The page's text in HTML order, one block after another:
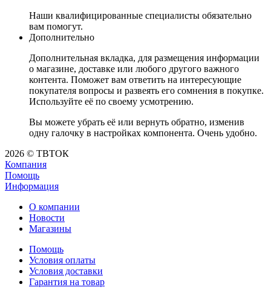
Наши квалифицированные специалисты обязательно
вам помогут.
Дополнительно
Дополнительная вкладка, для размещения информации
о магазине, доставке или любого другого важного
контента. Поможет вам ответить на интересующие
покупателя вопросы и развеять его сомнения в покупке.
Используйте её по своему усмотрению.
Вы можете убрать её или вернуть обратно, изменив
одну галочку в настройках компонента. Очень удобно.
2026 © ТВТОК
Компания
Помощь
Информация
О компании
Новости
Магазины
Помощь
Условия оплаты
Условия доставки
Гарантия на товар